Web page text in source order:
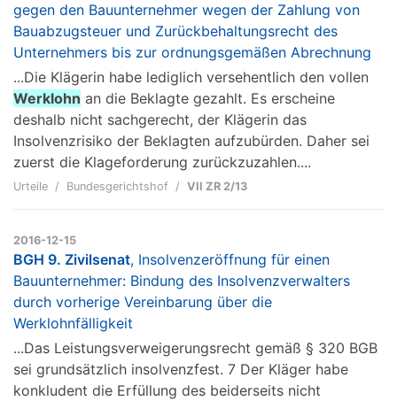
gegen den Bauunternehmer wegen der Zahlung von
Bauabzugsteuer und Zurückbehaltungsrecht des
Unternehmers bis zur ordnungsgemäßen Abrechnung
...Die Klägerin habe lediglich versehentlich den vollen
Werklohn an die Beklagte gezahlt. Es erscheine
deshalb nicht sachgerecht, der Klägerin das
Insolvenzrisiko der Beklagten aufzubürden. Daher sei
zuerst die Klageforderung zurückzuzahlen....
Urteile Bundesgerichtshof VII ZR 2/13
2016-12-15
BGH 9. Zivilsenat, Insolvenzeröffnung für einen
Bauunternehmer: Bindung des Insolvenzverwalters
durch vorherige Vereinbarung über die
Werklohnfälligkeit
...Das Leistungsverweigerungsrecht gemäß § 320 BGB
sei grundsätzlich insolvenzfest. 7 Der Kläger habe
konkludent die Erfüllung des beiderseits nicht